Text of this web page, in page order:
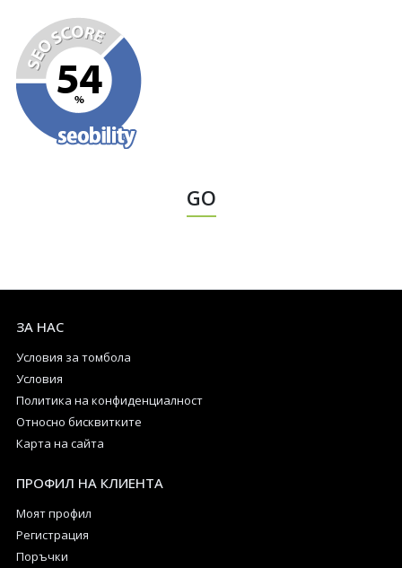
GO
ЗА НАС
Условия за томбола
Условия
Политика на конфиденциалност
Относно бисквитките
Карта на сайта
ПРОФИЛ НА КЛИЕНТА
Моят профил
Регистрация
Поръчки